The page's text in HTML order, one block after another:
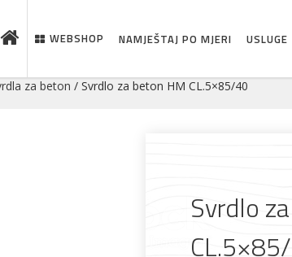
WEBSHOP NAMJEŠTAJ PO MJERI USLUGE
za beton / Svrdlo za beton HM CL.5×85/40
Svrdlo